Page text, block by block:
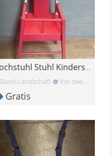
Hochstuhl Stuhl Kinderstuhl
Basel-Landschaft Vor zwei Monaten
Gratis